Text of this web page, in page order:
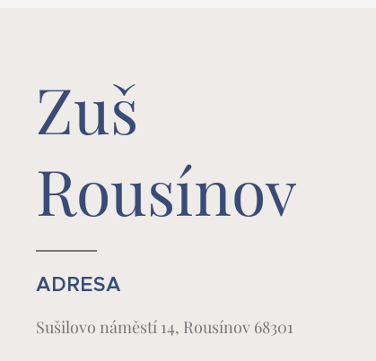
Zuš
Rousínov
ADRESA
Sušilovo náměstí 14, Rousínov 68301